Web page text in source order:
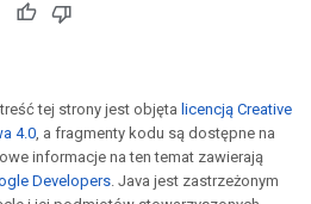
tej strony jest objęta licencją Creative
4.0, a fragmenty kodu są dostępne na
informacje na ten temat zawierają
Developers. Java jest zastrzeżonym